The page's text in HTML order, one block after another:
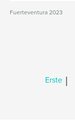
Fuerteventura 2023
Erste |